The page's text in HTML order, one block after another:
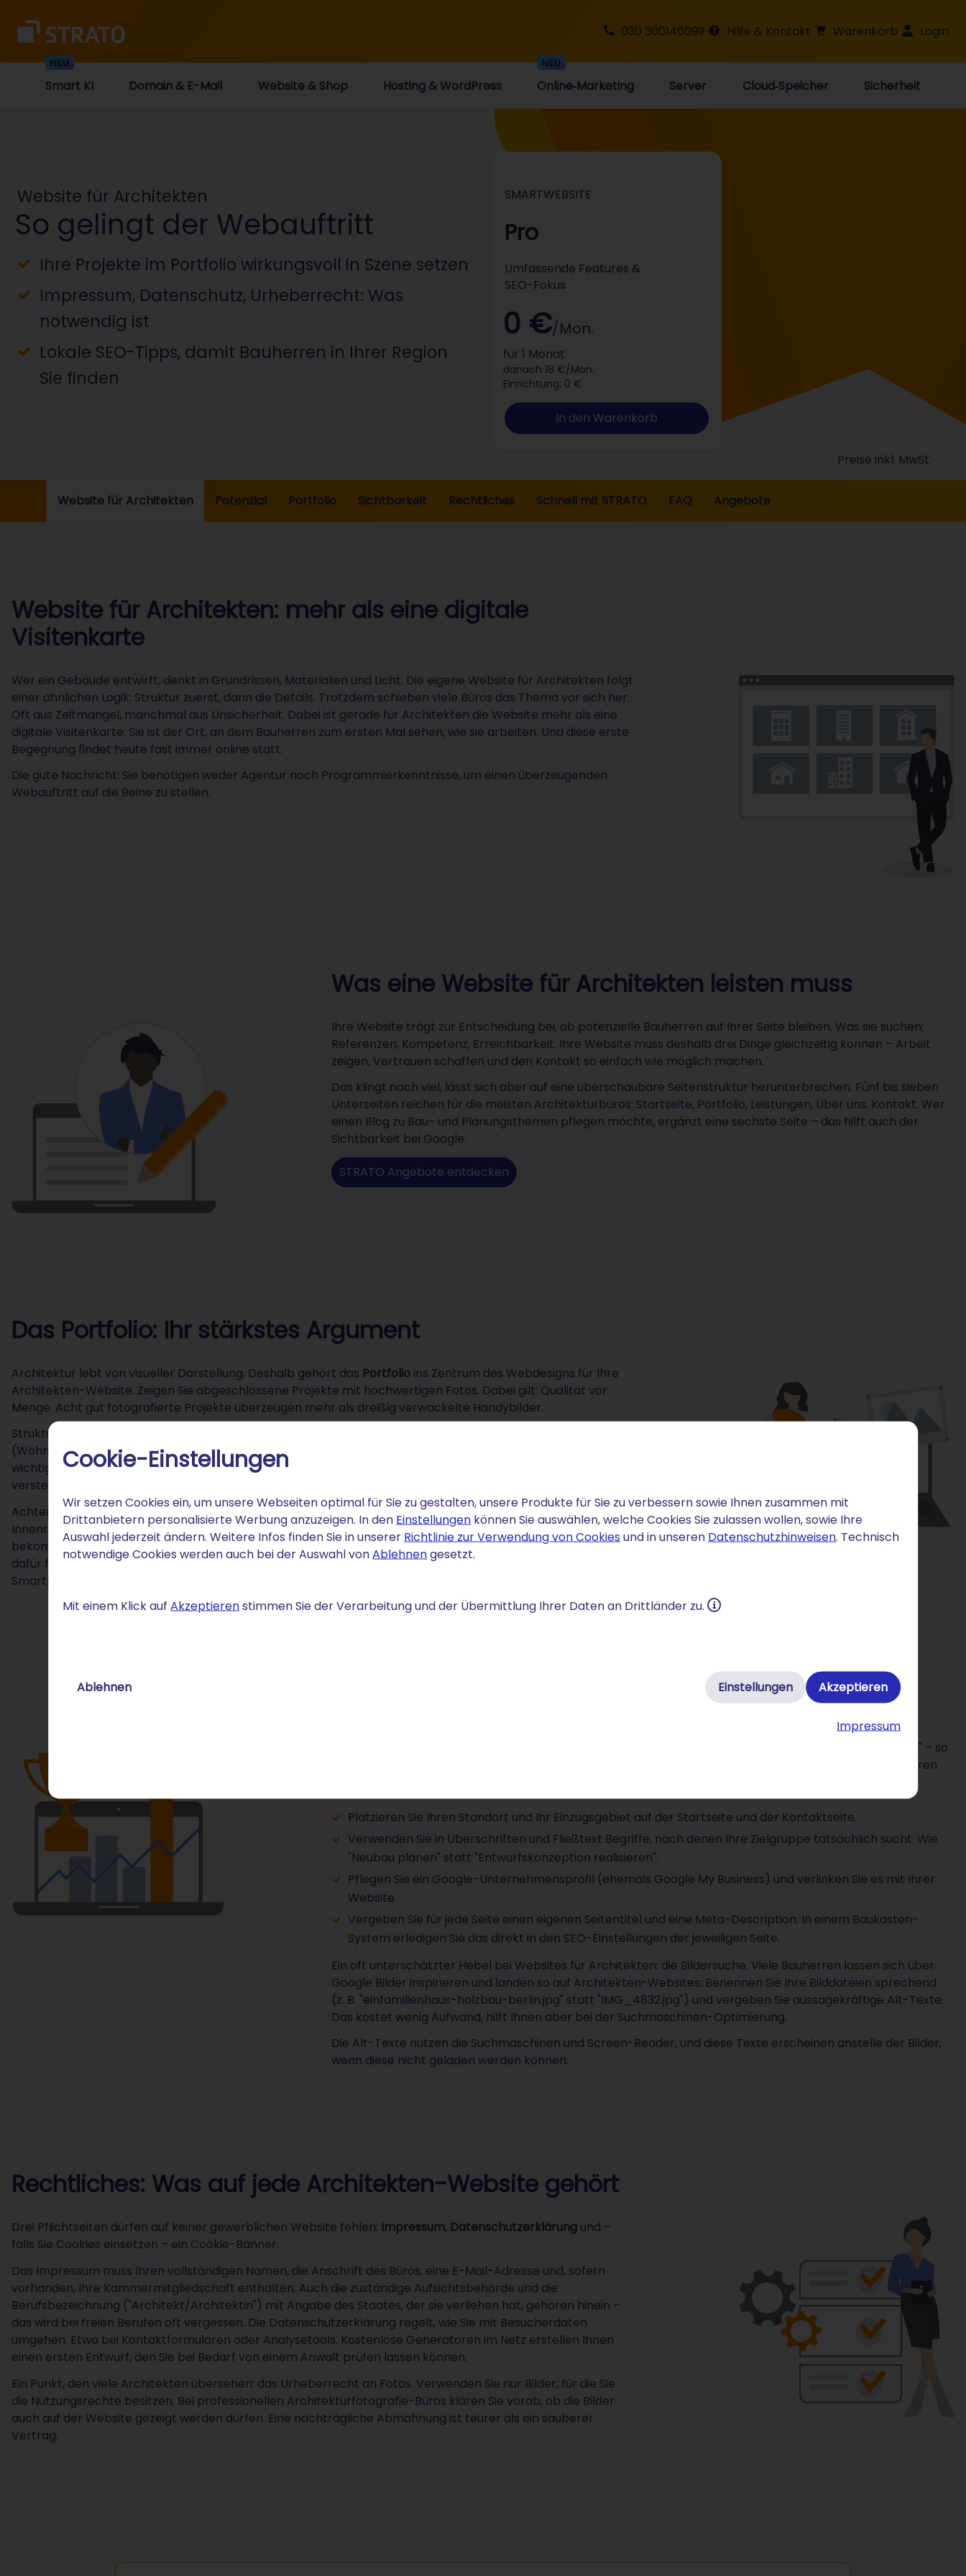
Cookie-Einstellungen
Wir setzen Cookies ein, um unsere Webseiten optimal für Sie zu gestalten, unsere Produkte für Sie zu verbessern sowie Ihnen zusammen mit
Drittanbietern personalisierte Werbung anzuzeigen. In den Einstellungen können Sie auswählen, welche Cookies Sie zulassen wollen, sowie Ihre
Auswahl jederzeit ändern. Weitere Infos finden Sie in unserer Richtlinie zur Verwendung von Cookies und in unseren Datenschutzhinweisen. Technisch
notwendige Cookies werden auch bei der Auswahl vonAblehnengesetzt.
Mit einem Klick aufAkzeptierenstimmen Sie der Verarbeitung und der Übermittlung Ihrer Daten an Drittländer zu.
Ablehnen Einstellungen Akzeptieren
Impressum
030 300146099 Hilfe & Kontakt Warenkorb Login
Smart KI Domain & E-Mail Website & Shop Hosting & WordPress Online‑Marketing Server Cloud‑Speicher Sicherheit
Website für Architekten
So gelingt der Webauftritt
Ihre Projekte im Portfolio wirkungsvoll in Szene setzen
Impressum, Datenschutz, Urheberrecht: Was
notwendig ist
Lokale SEO-Tipps, damit Bauherren in Ihrer Region
Sie finden
SMARTWEBSITE
Pro
Umfassende Features &
SEO-Fokus
0 €/Mon.
für 1 Monat
danach 18 €/Mon.
Einrichtung: 0 €
In den Warenkorb
Preise inkl. MwSt.
Website für Architekten Potenzial Portfolio Sichtbarkeit Rechtliches Schnell mit STRATO FAQ Angebote
Website für Architekten: mehr als eine digitale
Visitenkarte
Wer ein Gebäude entwirft, denkt in Grundrissen, Materialien und Licht. Die eigene Website für Architekten folgt
einer ähnlichen Logik: Struktur zuerst, dann die Details. Trotzdem schieben viele Büros das Thema vor sich her.
Oft aus Zeitmangel, manchmal aus Unsicherheit. Dabei ist gerade für Architekten die Website mehr als eine
digitale Visitenkarte. Sie ist der Ort, an dem Bauherren zum ersten Mal sehen, wie sie arbeiten. Und diese erste
Begegnung findet heute fast immer online statt.
Die gute Nachricht: Sie benötigen weder Agentur noch Programmierkenntnisse, um einen überzeugenden
Webauftritt auf die Beine zu stellen.
Was eine Website für Architekten leisten muss
Ihre Website trägt zur Entscheidung bei, ob potenzielle Bauherren auf Ihrer Seite bleiben. Was sie suchen:
Referenzen, Kompetenz, Erreichbarkeit. Ihre Website muss deshalb drei Dinge gleichzeitig können – Arbeit
zeigen, Vertrauen schaffen und den Kontakt so einfach wie möglich machen.
Das klingt nach viel, lässt sich aber auf eine überschaubare Seitenstruktur herunterbrechen. Fünf bis sieben
Unterseiten reichen für die meisten Architekturbüros: Startseite, Portfolio, Leistungen, Über uns, Kontakt. Wer
einen Blog zu Bau- und Planungsthemen pflegen möchte, ergänzt eine sechste Seite – das hilft auch der
Sichtbarkeit bei Google.
STRATO Angebote entdecken
Das Portfolio: Ihr stärkstes Argument
Architektur lebt von visueller Darstellung. Deshalb gehört das Portfolio ins Zentrum des Webdesigns für Ihre
Architekten-Website. Zeigen Sie abgeschlossene Projekte mit hochwertigen Fotos. Dabei gilt: Qualität vor
Menge. Acht gut fotografierte Projekte überzeugen mehr als dreißig verwackelte Handybilder.
Strukturieren Sie Ihre
(Wohnbau, Gewerbebau, Sanierung) oder nach Region. Zu jedem Projekt gehören ein kurzer Text und die
wichtigsten Eckdaten: Bauort, Fertigstellung, Leistungsumfang. Vermeiden Sie Fachsprache, die nur Kollegen
verstehen. Ihre Zielgruppe sind Bauherren, keine Architekturkritiker.
Achten Sie bei den Bildern auf das Format: Querformate eignen sich für Außenansichten, Hochformate für
Innenräume. Mischen Sie beide bewusst, um Abwechslung zu schaffen. Jedes Bild sollte einen Bildtitel
bekommen. Das hilft nicht nur Menschen, sondern auch Suchmaschinen. Ein Homepage-Baukasten bringt
dafür fertige Bildergalerien mit, die Sie per Drag-and-drop befüllen. Die Darstellung passt sich automatisch an
Smartphones und Tablets an – Sie müssen sich nicht um technische Details kümmern.
Lokale Sichtbarkeit: SEO für Architekturbüros
Die meisten Bauherren suchen regional. "Architekt Köln" oder "Architekturbüro München Einfamilienhaus" – so
sehen typische Suchanfragen aus. Wenn Sie bei Google besser gefunden werden möchten, sollten Sie Ihren
Platzieren Sie Ihren Standort und Ihr Einzugsgebiet auf der Startseite und der Kontaktseite.
Verwenden Sie in Überschriften und Fließtext Begriffe, nach denen Ihre Zielgruppe tatsächlich sucht. Wie
"Neubau planen" statt "Entwurfskonzeption realisieren".
Pflegen Sie ein Google-Unternehmensprofil (ehemals Google My Business) und verlinken Sie es mit Ihrer
Website.
Vergeben Sie für jede Seite einen eigenen Seitentitel und eine Meta-Description. In einem Baukasten-
System erledigen Sie das direkt in den SEO-Einstellungen der jeweiligen Seite.
Ein oft unterschätzter Hebel bei Websites für Architekten: die Bildersuche. Viele Bauherren lassen sich über
Google Bilder inspirieren und landen so auf Architekten-Websites. Benennen Sie Ihre Bilddateien sprechend
(z. B. "einfamilienhaus-holzbau-berlin.jpg" statt "IMG_4832.jpg") und vergeben Sie aussagekräftige Alt-Texte.
Das kostet wenig Aufwand, hilft Ihnen aber bei der Suchmaschinen-Optimierung.
Die Alt-Texte nutzen die Suchmaschinen und Screen-Reader, und diese Texte erscheinen anstelle der Bilder,
wenn diese nicht geladen werden können.
Rechtliches: Was auf jede Architekten-Website gehört
Drei Pflichtseiten dürfen auf keiner gewerblichen Website fehlen: Impressum, Datenschutzerklärung und –
falls Sie Cookies einsetzen – ein Cookie-Banner.
Das Impressum muss Ihren vollständigen Namen, die Anschrift des Büros, eine E-Mail-Adresse und, sofern
vorhanden, Ihre Kammermitgliedschaft enthalten. Auch die zuständige Aufsichtsbehörde und die
Berufsbezeichnung ("Architekt/Architektin") mit Angabe des Staates, der sie verliehen hat, gehören hinein –
das wird bei freien Berufen oft vergessen. Die Datenschutzerklärung regelt, wie Sie mit Besucherdaten
umgehen. Etwa bei Kontaktformularen oder Analysetools. Kostenlose Generatoren im Netz erstellen Ihnen
einen ersten Entwurf, den Sie bei Bedarf von einem Anwalt prüfen lassen können.
Ein Punkt, den viele Architekten übersehen: das Urheberrecht an Fotos. Verwenden Sie nur Bilder, für die Sie
die Nutzungsrechte besitzen. Bei professionellen Architekturfotografie-Büros klären Sie vorab, ob die Bilder
auch auf der Website gezeigt werden dürfen. Eine nachträgliche Abmahnung ist teurer als ein sauberer
Vertrag.